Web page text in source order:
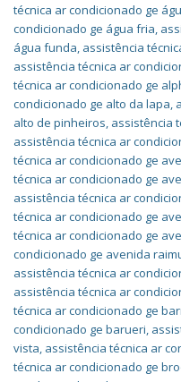
técnica ar condicionado ge
condicionado ge água fria,
água funda, assistência
assistência técnica ar
técnica ar condicionado ge
condicionado ge alto da lapa,
alto de pinheiros, assistência
assistência técnica ar
técnica ar condicionado ge
técnica ar condicionado ge
assistência técnica ar
técnica ar condicionado ge
técnica ar condicionado ge
condicionado ge avenida
assistência técnica ar
assistência técnica ar
técnica ar condicionado ge
condicionado ge barueri,
vista, assistência técnica ar
técnica ar condicionado ge